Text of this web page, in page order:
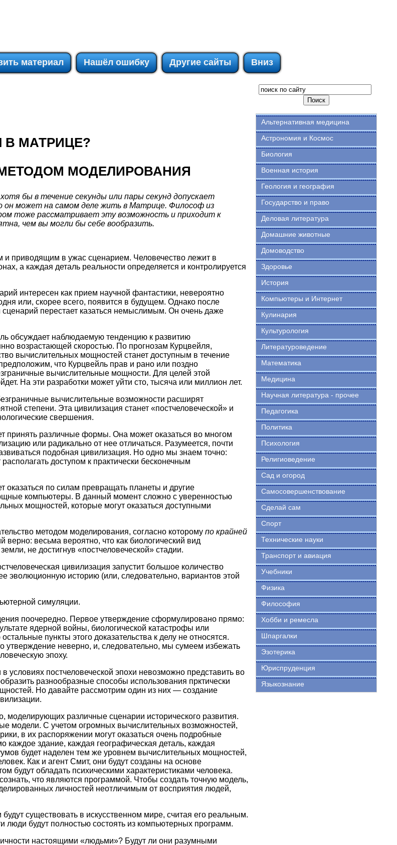
материал Нашёл ошибку Другие сайты Вниз
В МАТРИЦЕ?
МОДЕЛИРОВАНИЯ
бы в течение секунды или пары секунд допускает
он может на самом деле жить в Матрице. Философ из
тоже рассматривает эту возможность и приходит к
чем вы могли бы себе вообразить.
и приводящим в ужас сценарием. Человечество лежит в
а каждая деталь реальности определяется и контролируется
интересен как прием научной фантастики, невероятно
или, скорее всего, появится в будущем. Однако после
перестает казаться немыслимым. Он очень даже
обсуждает наблюдаемую тенденцию к развитию
возрастающей скоростью. По прогнозам Курцвейля,
вычислительных мощностей станет доступным в течение
что Курцвейль прав и рано или поздно
вычислительные мощности. Для целей этой
На эти разработки может уйти сто, тысяча или миллион лет.
вычислительные возможности расширят
степени. Эта цивилизация станет «постчеловеческой» и
свершения.
принять различные формы. Она может оказаться во многом
или радикально от нее отличаться. Разумеется, почти
подобная цивилизация. Но одно мы знаем точно:
доступом к практически бесконечным
оказаться по силам превращать планеты и другие
компьютеры. В данный момент сложно с уверенностью
мощностей, которые могут оказаться доступными
методом моделирования, согласно которому по крайней
верно: весьма вероятно, что как биологический вид
не достигнув «постчеловеческой» стадии.
цивилизация запустит большое количество
эволюционную историю (или, следовательно, вариантов этой
симуляции.
поочередно. Первое утверждение сформулировано прямо:
ядерной войны, биологической катастрофы или
пункты этого доказательства к делу не относятся.
утверждение неверно, и, следовательно, мы сумеем избежать
эпоху.
условиях постчеловеческой эпохи невозможно представить во
разнообразные способы использования прктически
Но давайте рассмотрим один из них — создание
моделирующих различные сценарии исторического развития.
модели. С учетом огромных вычислительных возможностей,
в их распоряжении могут оказаться очень подробные
каждое здание, каждая географическая деталь, каждая
будет наделен тем же уровнем вычислительных мощностей,
Как и агент Смит, они будут созданы на основе
будут обладать психическими характеристиками человека.
что являются программой. Чтобы создать точную модель,
личностей неотличимым от восприятия людей,
существовать в искусственном мире, считая его реальным.
люди будут полностью состоять из компьютерных программ.
настоящими «людьми»? Будут ли они разумными
Альтернативная медицина
Астрономия и Космос
Биология
Военная история
Геология и география
Государство и право
Деловая литература
Домашние животные
Домоводство
Здоровье
История
Компьютеры и Интернет
Кулинария
Культурология
Литературоведение
Математика
Медицина
Научная литература - прочее
Педагогика
Политика
Психология
Религиоведение
Сад и огород
Самосовершенствование
Сделай сам
Спорт
Технические науки
Транспорт и авиация
Учебники
Физика
Философия
Хобби и ремесла
Шпаргалки
Эзотерика
Юриспруденция
Языкознание